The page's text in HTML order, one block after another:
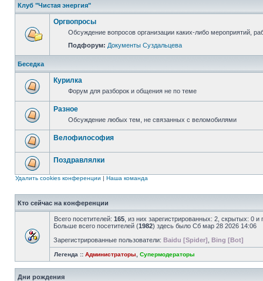
Клуб "Чистая энергия"
Оргвопросы
Обсуждение вопросов организации каких-либо мероприятий,
Подфорум: Документы Суздальцева
Беседка
Курилка
Форум для разборок и общения не по теме
Разное
Обсуждение любых тем, не связанных с веломобилями
Велофилософия
Поздравлялки
Удалить cookies конференции | Наша команда
Кто сейчас на конференции
Всего посетителей: 165 , из них зарегистрированных: 2, скрытых: 0
Больше всего посетителей (1982) здесь было Сб мар 28 2026 14:06
Зарегистрированные пользователи: Baidu [Spider] Bing [Bot]
Легенда :: Администраторы Супермодераторы
Дни рождения